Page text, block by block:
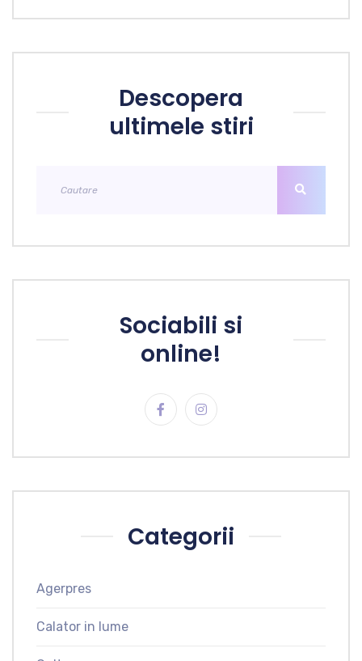
Descopera
ultimele stiri
Sociabili si
online!
Categorii
Agerpres
Calator in lume